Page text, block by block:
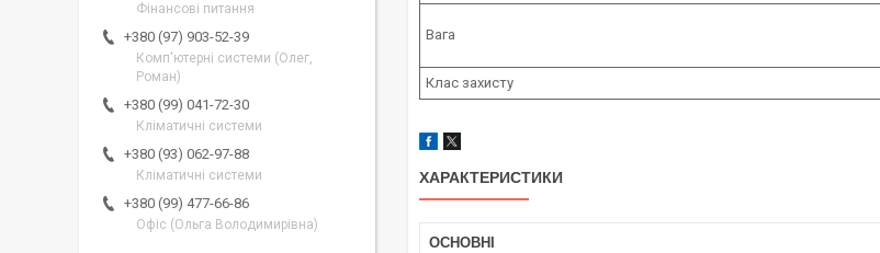
Вага
Клас захисту
ХАРАКТЕРИСТИКИ
ОСНОВНІ
Фінансові питання
+380 (97) 903-52-39
Комп'ютерні системи (Олег,
Роман)
+380 (99) 041-72-30
Кліматичні системи
+380 (93) 062-97-88
Кліматичні системи
+380 (99) 477-66-86
Офіс (Ольга Володимирівна)